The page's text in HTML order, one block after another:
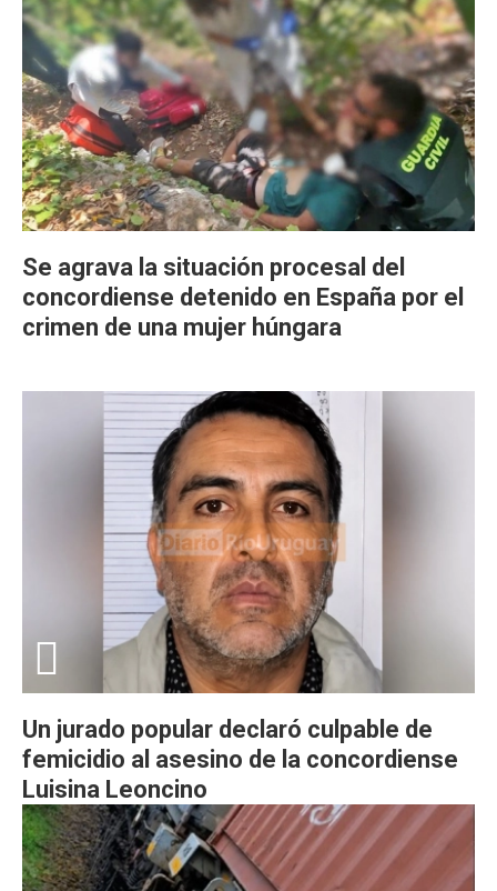
Se agrava la situación procesal del
concordiense detenido en España por el
crimen de una mujer húngara
Un jurado popular declaró culpable de
femicidio al asesino de la concordiense
Luisina Leoncino